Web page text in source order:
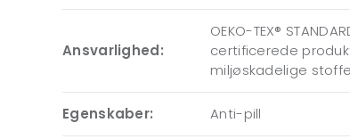
Ansvarlighed:
OEKO-TEX®
certificerede
miljøskadelige
Egenskaber: Anti-pill